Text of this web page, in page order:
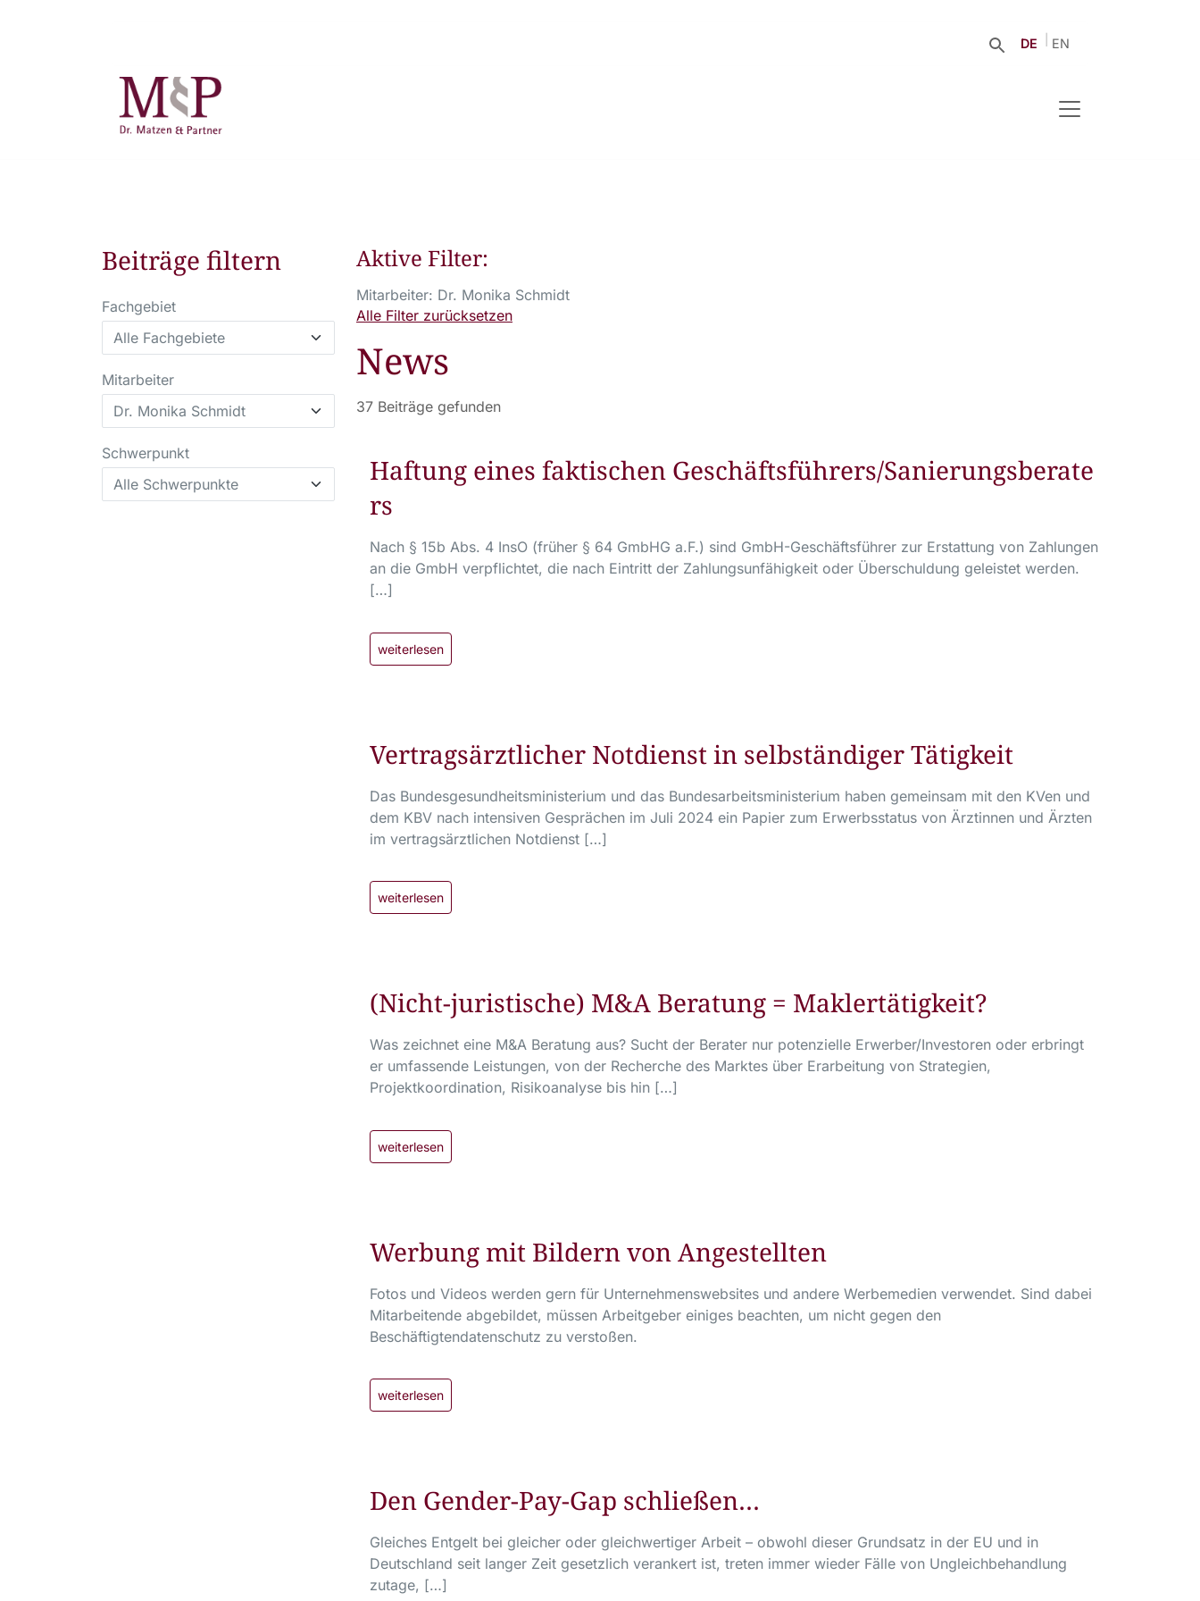
DE EN
Beiträge filtern
Fachgebiet
Mitarbeiter
Schwerpunkt
Aktive Filter:
Mitarbeiter: Dr. Monika Schmidt
Alle Filter zurücksetzen
News
37 Beiträge gefunden
Haftung eines faktischen Geschäftsführers/Sanierungsberate
rs
Nach § 15b Abs. 4 InsO (früher § 64 GmbHG a.F.) sind GmbH-Geschäftsführer zur Erstattung von Zahlungen
an die GmbH verpflichtet, die nach Eintritt der Zahlungsunfähigkeit oder Überschuldung geleistet werden.
[…]
weiterlesen
Vertragsärztlicher Notdienst in selbständiger Tätigkeit
Das Bundesgesundheitsministerium und das Bundesarbeitsministerium haben gemeinsam mit den KVen und
dem KBV nach intensiven Gesprächen im Juli 2024 ein Papier zum Erwerbsstatus von Ärztinnen und Ärzten
im vertragsärztlichen Notdienst […]
weiterlesen
(Nicht-juristische) M&A Beratung = Maklertätigkeit?
Was zeichnet eine M&A Beratung aus? Sucht der Berater nur potenzielle Erwerber/Investoren oder erbringt
er umfassende Leistungen, von der Recherche des Marktes über Erarbeitung von Strategien,
Projektkoordination, Risikoanalyse bis hin […]
weiterlesen
Werbung mit Bildern von Angestellten
Fotos und Videos werden gern für Unternehmenswebsites und andere Werbemedien verwendet. Sind dabei
Mitarbeitende abgebildet, müssen Arbeitgeber einiges beachten, um nicht gegen den
Beschäftigtendatenschutz zu verstoßen.
weiterlesen
Den Gender-Pay-Gap schließen…
Gleiches Entgelt bei gleicher oder gleichwertiger Arbeit – obwohl dieser Grundsatz in der EU und in
Deutschland seit langer Zeit gesetzlich verankert ist, treten immer wieder Fälle von Ungleichbehandlung
zutage, […]